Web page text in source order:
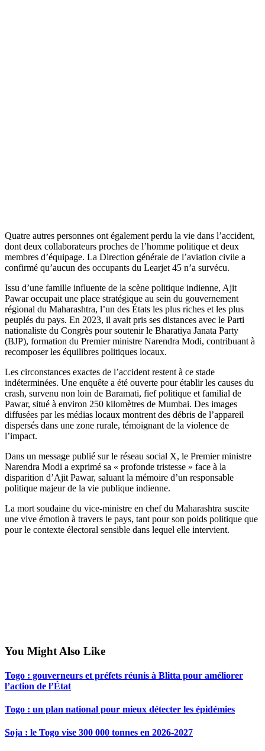
Quatre autres personnes ont également perdu la vie dans l’accident,
dont deux collaborateurs proches de l’homme politique et deux
membres d’équipage. La Direction générale de l’aviation civile a
confirmé qu’aucun des occupants du Learjet 45 n’a survécu.
Issu d’une famille influente de la scène politique indienne, Ajit
Pawar occupait une place stratégique au sein du gouvernement
régional du Maharashtra, l’un des États les plus riches et les plus
peuplés du pays. En 2023, il avait pris ses distances avec le Parti
nationaliste du Congrès pour soutenir le Bharatiya Janata Party
(BJP), formation du Premier ministre Narendra Modi, contribuant à
recomposer les équilibres politiques locaux.
Les circonstances exactes de l’accident restent à ce stade
indéterminées. Une enquête a été ouverte pour établir les causes du
crash, survenu non loin de Baramati, fief politique et familial de
Pawar, situé à environ 250 kilomètres de Mumbai. Des images
diffusées par les médias locaux montrent des débris de l’appareil
dispersés dans une zone rurale, témoignant de la violence de
l’impact.
Dans un message publié sur le réseau social X, le Premier ministre
Narendra Modi a exprimé sa « profonde tristesse » face à la
disparition d’Ajit Pawar, saluant la mémoire d’un responsable
politique majeur de la vie publique indienne.
La mort soudaine du vice-ministre en chef du Maharashtra suscite
une vive émotion à travers le pays, tant pour son poids politique que
pour le contexte électoral sensible dans lequel elle intervient.
You Might Also Like
Togo : gouverneurs et préfets réunis à Blitta pour améliorer
l’action de l’État
Togo : un plan national pour mieux détecter les épidémies
Soja : le Togo vise 300 000 tonnes en 2026-2027